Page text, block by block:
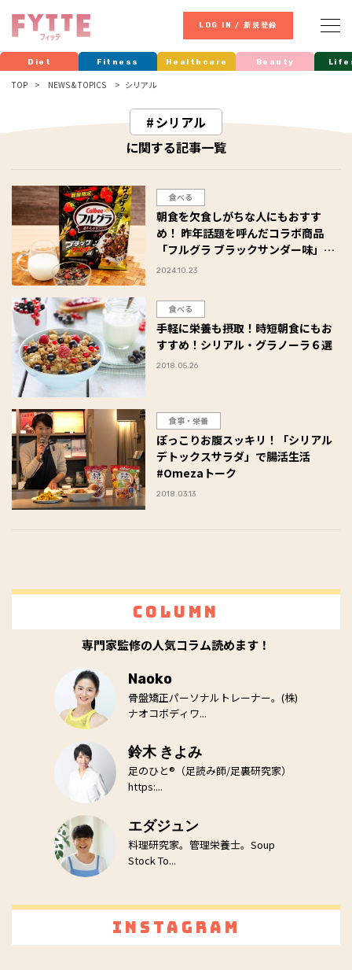
LOG IN / 新規登録
Diet Fitness Healthcare Beauty
TOP NEWS & TOPICS シリアル
シリアル
に関する記事一覧
食べる
朝食を欠食しがちな人にもおすす
め！ 昨年話題を呼んだコラボ商品
「フルグラ ブラックサンダー味」が
再登場！ #Omezaトーク
2024.10.23
食べる
手軽に栄養も摂取！時短朝食にもお
すすめ！シリアル・グラノーラ６選
2018.05.26
食事・栄養
ぽっこりお腹スッキリ！「シリアル
デトックスサラダ」で腸活生活
#Omezaトーク
2018.03.13
Column
専門家監修の人気コラム読めます！
Naoko
骨盤矯正パーソナルトレーナー。(株)
ナオコボディワ...
鈴木 きよみ
足のひと®（足読み師/足裏研究家）
https:...
エダジュン
料理研究家。管理栄養士。Soup
Stock To...
Instagram